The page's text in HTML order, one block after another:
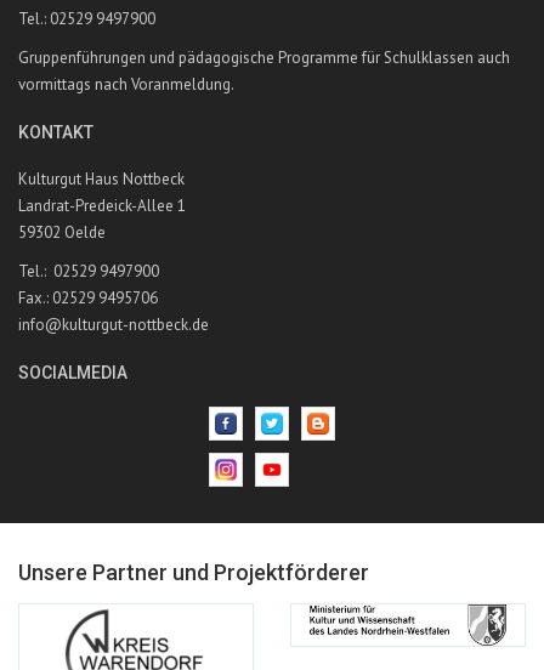
Tel.: 02529 9497900
Gruppenführungen und pädagogische Programme für Schulklassen auch
vormittags nach Voranmeldung.
KONTAKT
Kulturgut Haus Nottbeck
Landrat-Predeick-Allee 1
59302 Oelde
Tel.: 02529 9497900
Fax.: 02529 9495706
info@kulturgut-nottbeck.de
SOCIALMEDIA
Unsere Partner und Projektförderer